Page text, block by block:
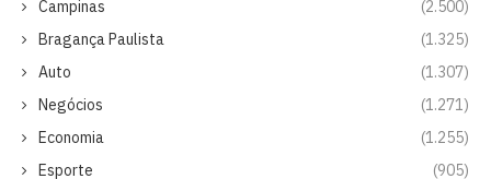
Campinas
(2.500)
Bragança Paulista
(1.325)
Auto
(1.307)
Negócios
(1.271)
Economia
(1.255)
Esporte
(905)